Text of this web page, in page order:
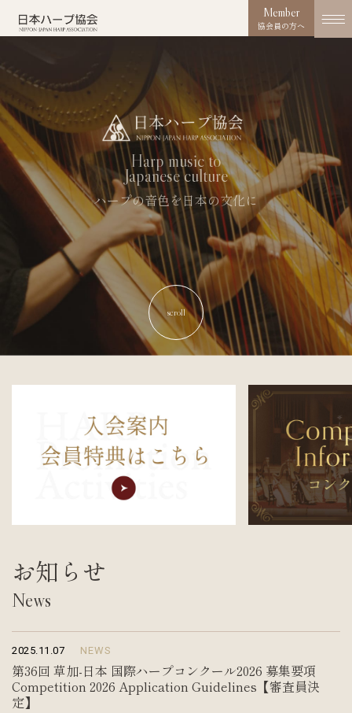
入会案内
お問い合わせ
協会概要
About us
協会の取り組み
Works
コンクール
Competition
活動実績
Activities
お知らせ
News
Member
協会員の方へ
Harp music to
Japanese culture
ハープの音色を日本の文化に
scroll
News
お知らせ
2025.11.07 NEWS
第36回 草加-日本 国際ハープコンクール2026 募集要項
Competition 2026 Application Guidelines【審査員決
定】